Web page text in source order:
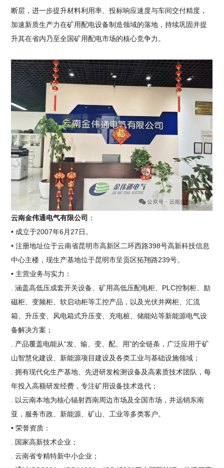
断层，进一步提升材料利用率、投标响应速度与车间交付精度，
加速新质生产力在矿用配电设备制造领域的落地，持续巩固并提
升其在省内乃至全国矿用配电市场的核心竞争力。
云南金伟通电气有限公司 ：
• 成立于2007年6月27日。
• 注册地址位于云南省昆明市高新区二环西路398号高新科技信息
中心主楼，现生产基地位于昆明市呈贡区拓翔路239号。
• 主营业务与实力：
. 涵盖高低压成套开关设备、矿用高低压配电柜、PLC控制柜、励
磁柜、变频柜、软启动柜等工控产品，以及光伏并网柜、汇流
箱、升压变、风电箱式升压变、充电桩、储能站等新能源电气设
备解决方案；
. 产品覆盖电能从“发、输、变、配、用”的全链条，广泛应用于矿
山智慧化建设、新能源项目建设及各类工业与基础设施领域；
. 拥有现代化生产基地、先进研发检测设备及高素质技术团队，每
年投入高额研发经费，专注矿用设备技术迭代；
. 以云南本地为核心辐射西南周边市场及全国市场，并远销东南
亚，服务市政、新能源、矿山、工业等多类客户。
• 荣誉资质：
. 国家高新技术企业；
. 云南省专精特新中小企业；